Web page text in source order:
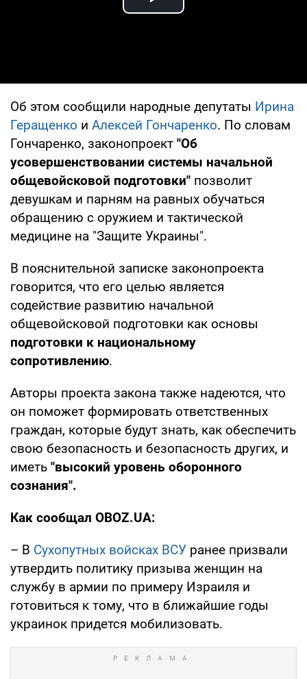
Play Video
Об этом сообщили народные депутаты Ирина
Геращенко и Алексей Гончаренко. По словам
Гончаренко, законопроект "Об
усовершенствовании системы начальной
общевойсковой подготовки" позволит
девушкам и парням на равных обучаться
обращению с оружием и тактической
медицине на "Защите Украины".
В пояснительной записке законопроекта
говорится, что его целью является
содействие развитию начальной
общевойсковой подготовки как основы
подготовки к национальному
сопротивлению.
Авторы проекта закона также надеются, что
он поможет формировать ответственных
граждан, которые будут знать, как обеспечить
свою безопасность и безопасность других, и
иметь "высокий уровень оборонного
сознания".
Как сообщал OBOZ.UA:
– В Сухопутных войсках ВСУ ранее призвали
утвердить политику призыва женщин на
службу в армии по примеру Израиля и
готовиться к тому, что в ближайшие годы
украинок придется мобилизовать.